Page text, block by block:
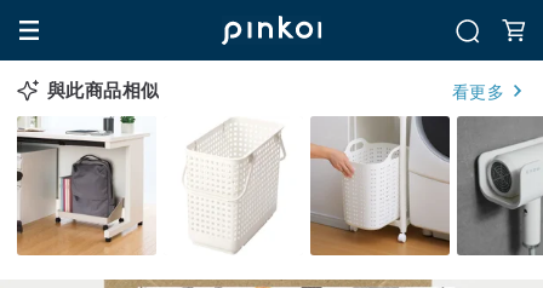
與此商品相似 看更多